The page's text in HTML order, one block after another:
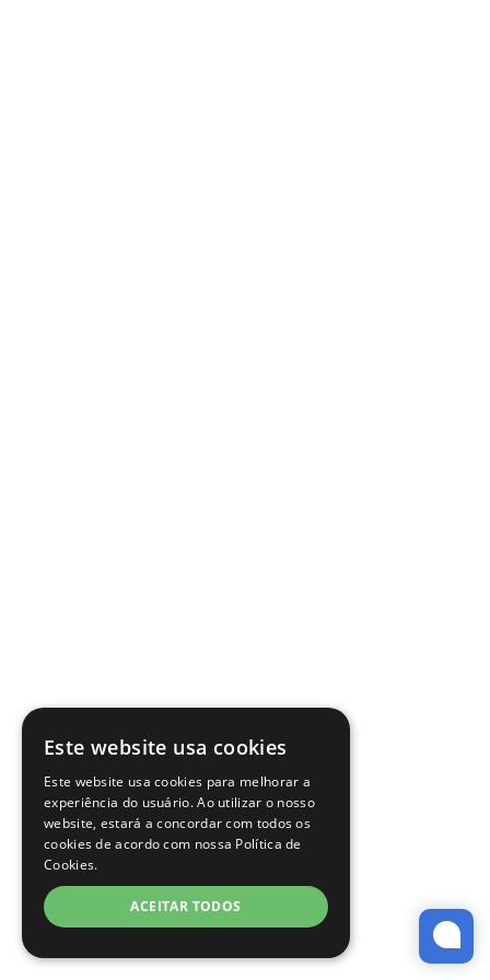
Este website usa cookies
Este website usa cookies para melhorar a
experiência do usuário. Ao utilizar o nosso
website, estará a concordar com todos os
cookies de acordo com nossa Política de
Cookies.
ACEITAR TODOS